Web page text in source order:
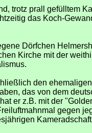
trotz prall gefülltem
das Koch-
Dörfchen
Kirche mit der
den
das von dem
er z.B. mit der
gegen